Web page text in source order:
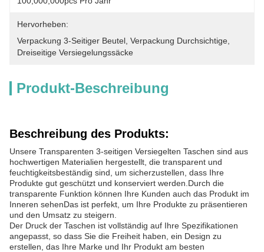
Hervorheben:
Verpackung 3-Seitiger Beutel Verpackung Durchsichtige
Dreiseitige Versiegelungssäcke
Produkt-Beschreibung
Beschreibung des Produkts:
Unsere Transparenten 3-seitigen Versiegelten Taschen sind aus
hochwertigen Materialien hergestellt, die transparent und
feuchtigkeitsbeständig sind, um sicherzustellen, dass Ihre
Produkte gut geschützt und konserviert werden.Durch die
transparente Funktion können Ihre Kunden auch das Produkt im
Inneren sehenDas ist perfekt, um Ihre Produkte zu präsentieren
und den Umsatz zu steigern.
Der Druck der Taschen ist vollständig auf Ihre Spezifikationen
angepasst, so dass Sie die Freiheit haben, ein Design zu
erstellen, das Ihre Marke und Ihr Produkt am besten